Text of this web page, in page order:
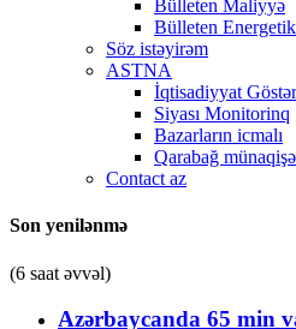
Bülleten Maliyyə
Bülleten
Söz istəyirəm
ASTNA
İqtisadiyyat
Siyası Monitorinq
Bazarların icmalı
Qarabağ
Contact az
Son yenilənmə
(6 saat əvvəl)
Azərbaycanda 65 min